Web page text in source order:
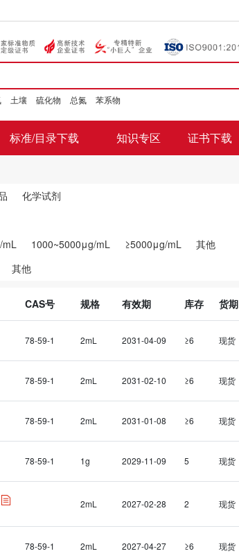
土壤 硫化物 总氮 苯系物
标准/目录下载 知识专区 证书下载
化学试剂
mL 1000~5000μg/mL ≥5000μg/mL
其他
其他
CAS号 规格 有效期 库存 货期
78-59-1 2mL 2031-04-09 ≥6 现货
78-59-1 2mL 2031-02-10 ≥6 现货
78-59-1 2mL 2031-01-08 ≥6 现货
78-59-1 1g 2029-11-09 5 现货
2mL 2027-02-28 2 现货
78-59-1 2mL 2027-04-27 ≥6 现货